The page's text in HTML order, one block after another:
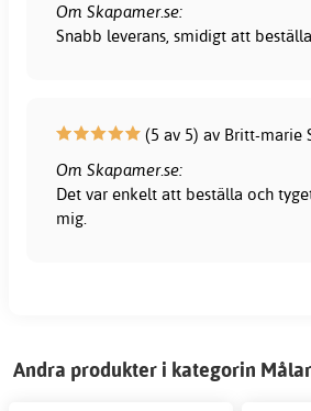
Om Skapamer.se:
Snabb leverans, smidigt att
(5 av 5) av Britt-marie
Om Skapamer.se:
Det var enkelt att beställa och
mig.
Andra produkter i kategorin